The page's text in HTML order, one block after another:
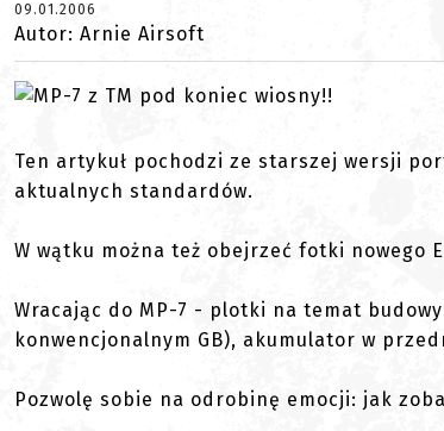
09.01.2006
Autor: Arnie Airsoft
Ten artykuł pochodzi ze starszej wersji
aktualnych standardów.
W wątku można też obejrzeć fotki nowego
Wracając do MP-7 - plotki na temat
konwencjonalnym GB), akumulator w
Pozwolę sobie na odrobinę emocji: jak